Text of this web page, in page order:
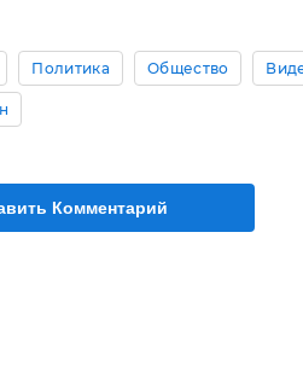
Политика Общество
Комментарий